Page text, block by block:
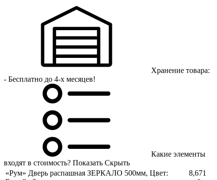
Хранение товара:
- Бесплатно до 4-х месяцев!
Какие элементы
входят в стоимость? Показать Скрыть
«Рум» Дверь распашная ЗЕРКАЛО 500мм, Цвет:
8,671